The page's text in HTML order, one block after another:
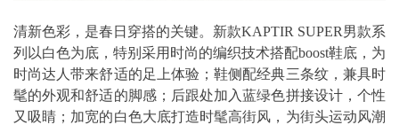
清新色彩，是春日穿搭的关键。新款KAPTIR SUPER男款系
列以白色为底，特别采用时尚的编织技术搭配boost鞋底，为
时尚达人带来舒适的足上体验；鞋侧配经典三条纹，兼具时
髦的外观和舒适的脚感；后跟处加入蓝绿色拼接设计，个性
又吸睛；加宽的白色大底打造时髦高街风，为街头运动风潮